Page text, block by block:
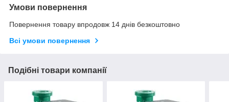
Умови повернення
Повернення товару впродовж 14 днів безкоштовно
Всі умови повернення
Подібні товари компанії